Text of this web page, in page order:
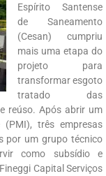
Espírito Santense
de Saneamento
(Cesan) cumpriu
mais uma etapa do
projeto para
transformar esgoto
tratado das
reúso. Após abrir um
(PMI), três empresas
por um grupo técnico
como subsídio e
Capital Serviços